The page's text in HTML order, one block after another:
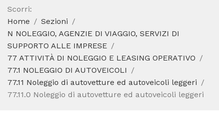
AGGIORNAMENTO 2025
SEZIONI
CODICE ATECO A COSA SERVE
CODICE FISCALE
Scorri:
Home
Sezioni
N NOLEGGIO, AGENZIE DI VIAGGIO, SERVIZI DI
SUPPORTO ALLE IMPRESE
77 ATTIVITÀ DI NOLEGGIO E LEASING OPERATIVO
77.1 NOLEGGIO DI AUTOVEICOLI
77.11 Noleggio di autovetture ed autoveicoli leggeri
77.11.0 Noleggio di autovetture ed autoveicoli leggeri